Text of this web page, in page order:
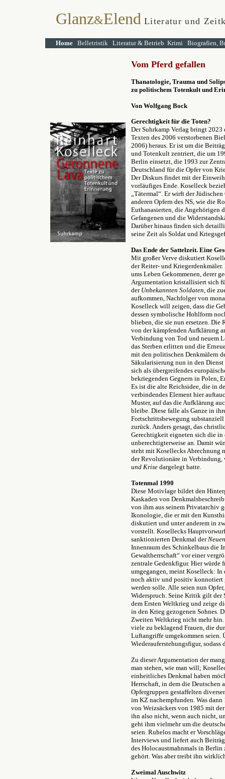
Glanz&Elend Literatur und
Home Belletristik Literatur & Betrieb Krimi Biografien,
Vom Pferd gefallen
Thanatologie, Trauma und
zu politischem Totenkult und
Von Wolfgang Bock
Gerechtigkeit für die Toten?
Der Suhrkamp Verlag bringt
Texten des 2006 verstorbenen
2006) heraus. Er ist um die
und Totenkult zentriert, die um
Berlin einsetzt, die 1993 zur
Deutschland für die Opfer von
Der Diskurs findet mit der
vorläufiges Ende. Koselleck
„Tätermal“. Er wirft der
anderen Opfern des NS, wie die
Euthanasierten, die Angehörigen
Gefangenen und die
Darüber hinaus finden sich
seine Zeit als Soldat und
Das Ende der Sattelzeit. Eine
Mit großer Verve diskutiert
der Reiter- und
ums Leben Gekommenen, derer
Argumentation kristallisiert sich
der Unbekannten Soldaten, die
aufkommen, Nachfolger von
Koselleck will zeigen, dass die
dessen symbolische Hohlform
blieben, die sie nun ersetzen. Die
von der kämpfenden Aufklärung
Verbindung von Tod und neuem
das Sterben erlitten und die
mit den politischen Denkmälern
Säkularisierung nun in den
sich als übergreifendes
bekriegenden Gegnern in Polen,
Es ist die alte Reichsidee, die in
verbindendes Element hier
Muster, auf das die Aufklärung
bleibe. Diese falle als Ganze in
Fortschrittsbewegung
zurück. Anders gesagt, das
Gerechtigkeit eigneten sich die in
unberechtigterweise an. Damit
steht mit Kosellecks Abrechnung
der Revolutionäre in
und Krise dargelegt hatte.
Totenmal 1990
Diese Motivlage bildet den
Kaskaden von
von ihm aus seinem Privatarchiv
Ikonologie, die er mit den
diskutiert und unter anderem in
vorstellt. Kosellecks
sanktionierten Denkmal der
Innenraum des Schinkelbaus die
Gewaltherrschaft“ vor einer
zentrale Gedenkfigur. Hier würde
umgegangen, meint Koselleck: In
noch aktiv und positiv konnotiert
werden solle. Alle seien nun
Widerspruch. Seine Kritik gilt der
dem Ersten Weltkrieg und zeige
in den Krieg gezogenen Sohnes.
Zweiten Weltkrieg nicht mehr hin.
viele zu beklagend Frauen, die
Luftangriffe umgekommen seien.
Wiederauferstehungsfigur,
Zu dieser Argumentation der
man stehen, wie man will;
einheitliches Denkmal haben
Herrschaft, in dem die Deutschen
Opfergruppen gestaffelten
im KZ nachempfunden. Was
von Weizsäckers von 1985 mit
ihn also nicht, wenn auch nicht,
geht ihm vielmehr um die
seien. Ruhelos macht er
Interviews und liefert auch
des Holocaustmahnmals in
gehört. Was aber treibt ihn
Zweimal Auschwitz